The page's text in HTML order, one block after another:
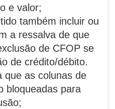
e valor;
também incluir ou
a ressalva de que
de CFOP se
de crédito/débito.
que as colunas de
bloqueadas para